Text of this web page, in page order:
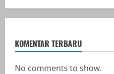
KOMENTAR TERBARU
No comments to show.